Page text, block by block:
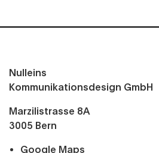
Nulleins
Kommunikationsdesign GmbH
Marzilistrasse 8A
3005 Bern
Google Maps